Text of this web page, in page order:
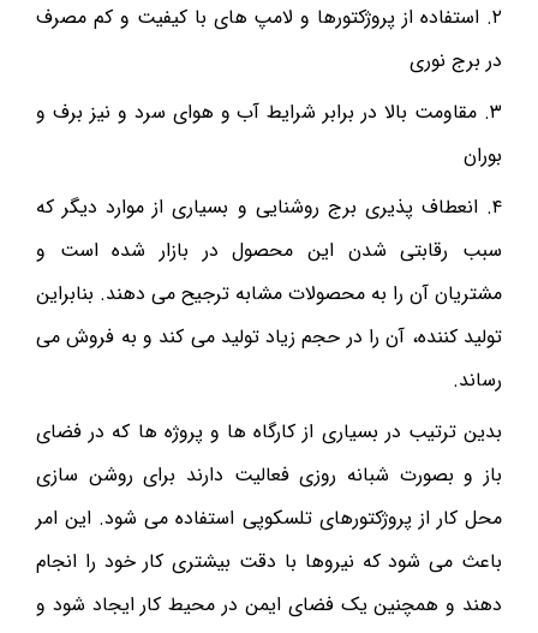
۲. استفاده از پروژکتورها و لامپ های با کیفیت و کم مصرف
در برج نوری
۳. مقاومت بالا در برابر شرایط آب و هوای سرد و نیز برف و
بوران
۴. انعطاف پذیری برج روشنایی و بسیاری از موارد دیگر که
سبب رقابتی شدن این محصول در بازار شده است و
مشتریان آن را به محصولات مشابه ترجیح می دهند. بنابراین
تولید کننده، آن را در حجم زیاد تولید می کند و به فروش می
رساند.
بدین ترتیب در بسیاری از کارگاه ها و پروژه ها که در فضای
باز و بصورت شبانه روزی فعالیت دارند برای روشن سازی
محل کار از پروژکتورهای تلسکوپی استفاده می شود. این امر
باعث می شود که نیروها با دقت بیشتری کار خود را انجام
دهند و همچنین یک فضای ایمن در محیط کار ایجاد شود و